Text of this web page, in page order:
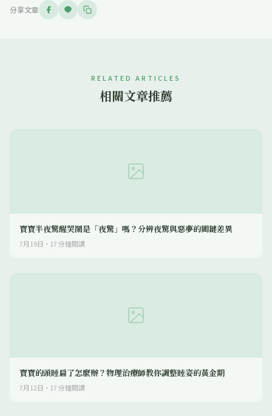
分享文章
RELATED ARTICLES
相關文章推薦
寶寶半夜驚醒哭鬧是「夜驚」嗎？分辨夜驚與惡夢的關鍵差異
7月19日 · 17分鐘閱讀
寶寶的頭睡扁了怎麼辦？物理治療師教你調整睡姿的黃金期
7月12日 · 17分鐘閱讀